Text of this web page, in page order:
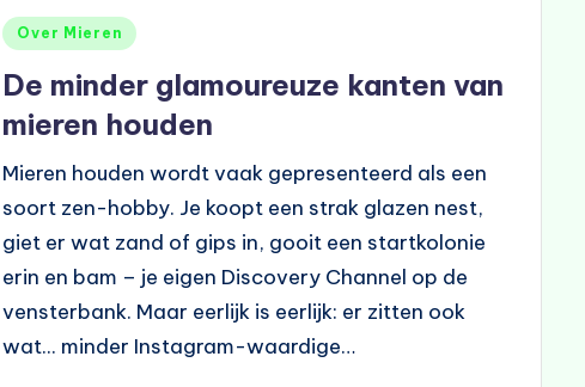
Geplaatst
Over Mieren
De minder glamoureuze kanten van
mieren houden
Mieren houden wordt vaak gepresenteerd als een
soort zen-hobby. Je koopt een strak glazen nest,
giet er wat zand of gips in, gooit een startkolonie
erin en bam – je eigen Discovery Channel op de
vensterbank. Maar eerlijk is eerlijk: er zitten ook
wat... minder Instagram-waardige…